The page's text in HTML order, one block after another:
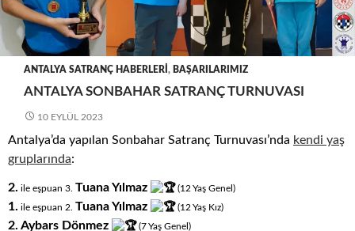
ANTALYA SATRANÇ HABERLERI , BAŞARILARIMIZ
ANTALYA SONBAHAR SATRANÇ TURNUVASI
10 EYLÜL 2023
Antalya’da yapılan Sonbahar Satranç Turnuvası’nda kendi yaş
gruplarında:
2. ile eşpuan 3. Tuana Yılmaz (12 Yaş Genel)
1. ile eşpuan 2. Tuana Yılmaz (12 Yaş Kız)
2. Aybars Dönmez (7Yaş Genel)